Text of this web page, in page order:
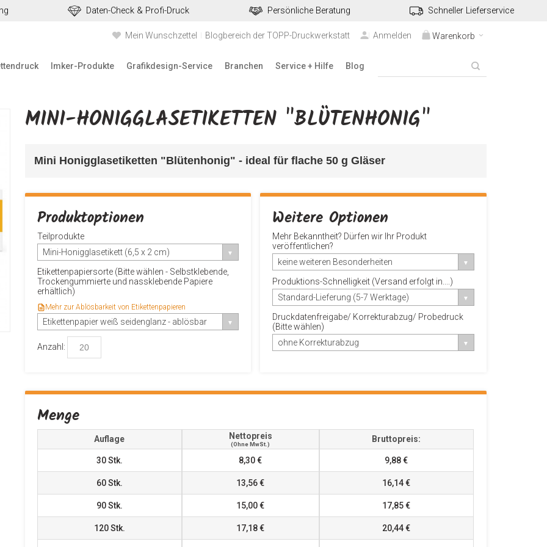
Daten-Check & Profi-Druck Persönliche Beratung Schneller Lieferservice
Warenkorb
Mein Wunschzettel Blogbereich der TOPP-Druckwerkstatt Anmelden
Imker-Produkte Grafikdesign-Service Branchen Service + Hilfe Blog
MINI-HONIGGLASETIKETTEN "BLÜTENHONIG"
Mini Honigglasetiketten "Blütenhonig" - ideal für flache 50 g Gläser
Produktoptionen
Teilprodukte
Mini-Honigglasetikett (6,5 x 2 cm)
Etikettenpapiersorte (Bitte wählen - Selbstklebende,
Trockengummierte und nassklebende Papiere
erhältlich)
Mehr zur Ablösbarkeit von Etikettenpapieren
Etikettenpapier weiß seidenglanz - ablösbar
Anzahl:
Weitere Optionen
Mehr Bekanntheit? Dürfen wir Ihr Produkt
veröffentlichen?
keine weiteren Besonderheiten
Produktions-Schnelligkeit (Versand erfolgt in....)
Standard-Lieferung (5-7 Werktage)
Druckdatenfreigabe/ Korrekturabzug/ Probedruck
(Bitte wählen)
ohne Korrekturabzug
Menge
Auflage Nettopreis
(ohne MwSt.)
Bruttopreis:
30Stk. 8,30 € 9,88 €
60Stk. 13,56 € 16,14 €
90Stk. 15,00 € 17,85 €
120Stk. 17,18 € 20,44 €